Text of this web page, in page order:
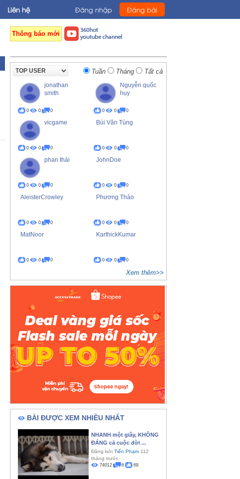
Liên hệ Đăng nhập Đăng bài
Thông báo mới
Tuần Tháng Tất cả
jonathan
smith
0 0 0
Nguyễn quốc
huy
0 0 0
vicgame
0 0 0
Bùi Văn Tùng
0 0 0
phan thái
0 0 0
JohnDoe
0 0 0
AleisterCrowley
0 0 0
Phương Thảo
0 0 0
MatNoor
0 0 0
KarthickKumar
0 0 0
Xem thêm>>
BÀI ĐƯỢC XEM NHIỀU NHẤT
NHANH một giây, KHÔNG
ĐÁNG cả cuộc đời ...
Đăng bởi Tiến Phạm112
tháng trước
74012 6 69